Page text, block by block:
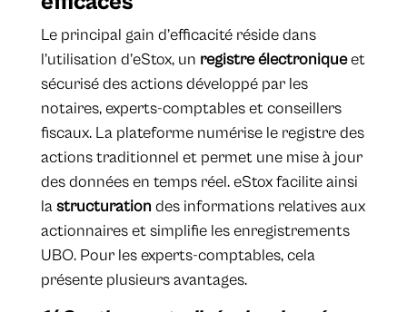
Le principal gain d’efficacité réside dans
l’utilisation d’eStox, un registre électroniqueet
sécurisé des actions développé par les
notaires, experts-comptables et conseillers
fiscaux. La plateforme numérise le registre des
actions traditionnel et permet une mise à jour
des données en temps réel. eStox facilite ainsi
lastructuration des informations relatives aux
actionnaires et simplifie les enregistrements
UBO. Pour les experts-comptables, cela
présente plusieurs avantages.